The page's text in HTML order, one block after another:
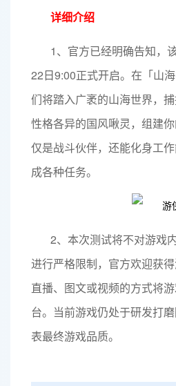
详细介绍
1、官方已经明确告知，
22日9:00正式开启。在「山
们将踏入广袤的山海世界，捕
性格各异的国风啾灵，组建
仅是战斗伙伴，还能化身工
成各种任务。
2、本次测试将不对游戏
进行严格限制，官方欢迎获
直播、图文或视频的方式将
台。当前游戏仍处于研发打
表最终游戏品质。